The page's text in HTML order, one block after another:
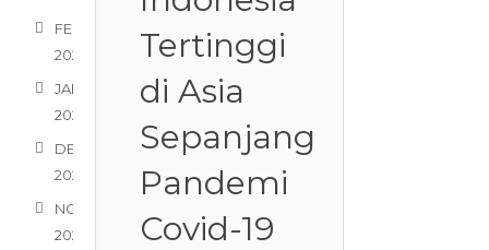
FEBRUARI
2021
JANUARI
2021
DESEMBER
2020
NOVEMBER
2020
Tertinggi
di Asia
Sepanjang
Pandemi
Covid-19